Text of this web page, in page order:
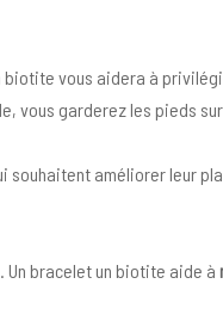
vous aidera à
vous garderez les pieds
souhaitent améliorer leur
Un bracelet un biotite aide à